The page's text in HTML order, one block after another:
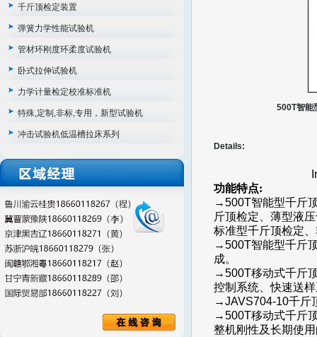
千斤顶检定装置
弹簧力学性能试验机
管材环刚度环柔度试验机
卧式拉伸试验机
力学计量检定校准标准机
特殊,定制,非标,专用，新型试验机
冲击试验机低温槽拉床系列
500T智
Details:
功能特点:
→500T智能型千斤
斤顶检定 、薄型液
标准型千斤顶检定
→500T智能型千斤
成。
→500T移动式千斤
控制系统 、快速送样
→JAVS704-10千斤
→500T移动式千斤
整机刚性及长期使